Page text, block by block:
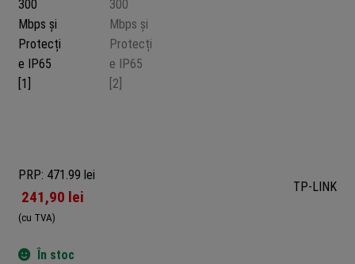
PRP: 471.99 lei
241,90 lei
(cu TVA)
TP-LINK
În stoc